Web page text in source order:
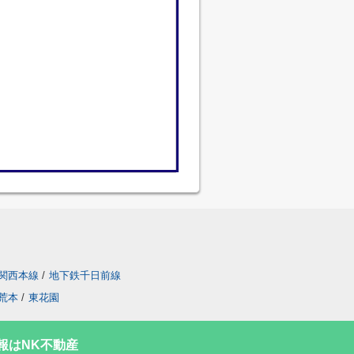
西本線 / 地下鉄千日前線
本 / 東花園
はNK不動産